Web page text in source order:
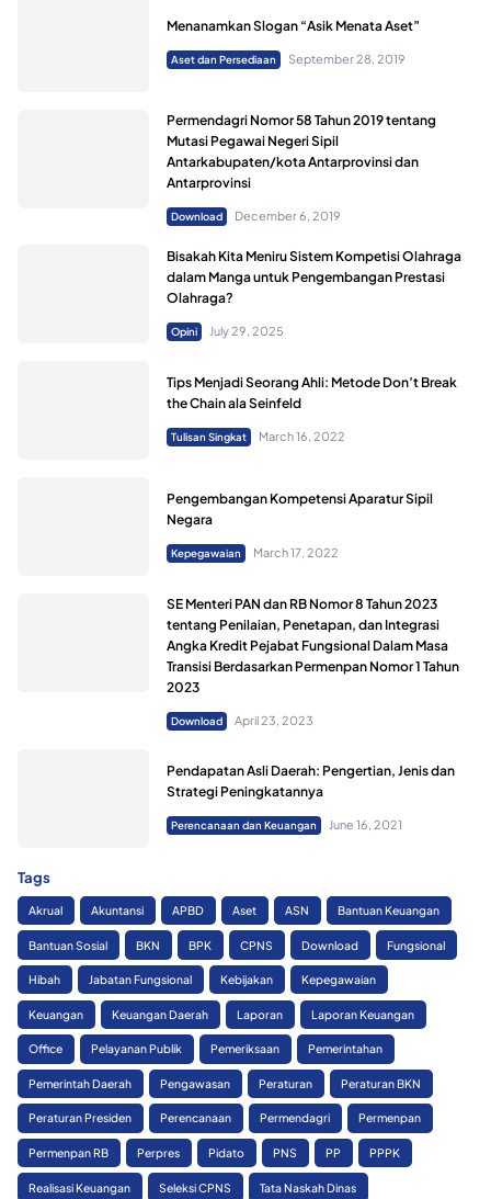
Menanamkan Slogan “Asik Menata Aset”
Aset dan Persediaan September 28, 2019
Permendagri Nomor 58 Tahun 2019 tentang
Mutasi Pegawai Negeri Sipil
Antarkabupaten/kota Antarprovinsi dan
Antarprovinsi
Download December 6, 2019
Bisakah Kita Meniru Sistem Kompetisi Olahraga
dalam Manga untuk Pengembangan Prestasi
Olahraga?
Opini July 29, 2025
Tips Menjadi Seorang Ahli: Metode Don’t Break
the Chain ala Seinfeld
Tulisan Singkat March 16, 2022
Pengembangan Kompetensi Aparatur Sipil
Negara
Kepegawaian March 17, 2022
SE Menteri PAN dan RB Nomor 8 Tahun 2023
tentang Penilaian, Penetapan, dan Integrasi
Angka Kredit Pejabat Fungsional Dalam Masa
Transisi Berdasarkan Permenpan Nomor 1 Tahun
2023
Download April 23, 2023
Pendapatan Asli Daerah: Pengertian, Jenis dan
Strategi Peningkatannya
Perencanaan dan Keuangan June 16, 2021
Tags
Akrual Akuntansi APBD Aset ASN Bantuan Keuangan
Bantuan Sosial BKN BPK CPNS Download Fungsional
Hibah Jabatan Fungsional Kebijakan Kepegawaian
Keuangan Keuangan Daerah Laporan Laporan Keuangan
Office Pelayanan Publik Pemeriksaan Pemerintahan
Pemerintah Daerah Pengawasan Peraturan Peraturan BKN
Peraturan Presiden Perencanaan Permendagri Permenpan
Permenpan RB Perpres Pidato PNS PP PPPK
Realisasi Keuangan Seleksi CPNS Tata Naskah Dinas